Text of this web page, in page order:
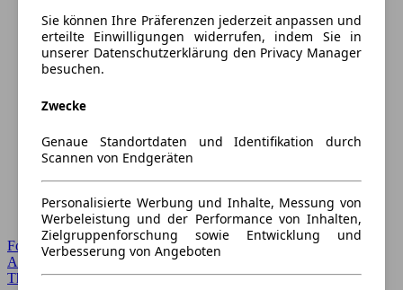
Forum Startseite
Alle Auto-Foren
Themen-Forum
Sie können Ihre Präferenzen jederzeit anpassen und
erteilte Einwilligungen widerrufen, indem Sie in
unserer Datenschutzerklärung den Privacy Manager
besuchen.
Zwecke
Genaue Standortdaten und Identifikation durch
Scannen von Endgeräten
Personalisierte Werbung und Inhalte, Messung von
Werbeleistung und der Performance von Inhalten,
Zielgruppenforschung sowie Entwicklung und
Verbesserung von Angeboten